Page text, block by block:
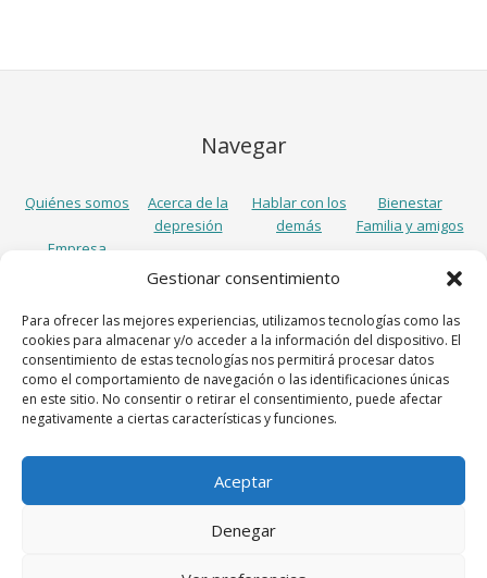
Gestionar consentimiento
Para ofrecer las mejores experiencias, utilizamos tecnologías como las
cookies para almacenar y/o acceder a la información del dispositivo. El
consentimiento de estas tecnologías nos permitirá procesar datos
como el comportamiento de navegación o las identificaciones únicas
en este sitio. No consentir o retirar el consentimiento, puede afectar
negativamente a ciertas características y funciones.
Aceptar
Denegar
Navegar
Quiénes somos
Acerca de la
depresión
Hablar con los
demás
Bienestar
Familia y amigos
Empresa
Síguenos
Lundbeck España S.A., Avenida Diagonal 605, 7º, 08028 Barcelona,
Spain